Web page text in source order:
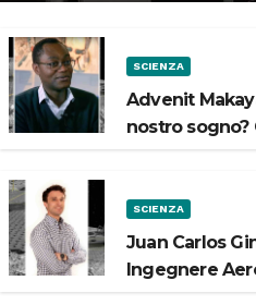
SCIENZA
Advenit
nostro sogno?
SCIENZA
Juan Carlos
Ingegnere